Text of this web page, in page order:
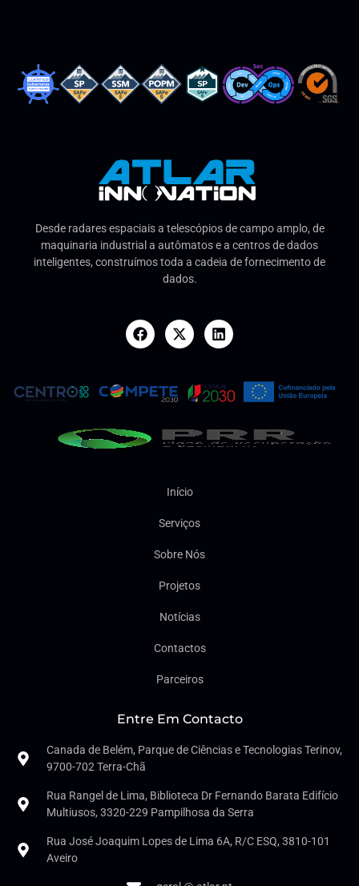
Desde radares espaciais a telescópios de campo amplo, de
maquinaria industrial a autômatos e a centros de dados
inteligentes, construímos toda a cadeia de fornecimento de
dados.
Início
Serviços
Sobre Nós
Projetos
Notícias
Contactos
Parceiros
Entre Em Contacto
Canada de Belém, Parque de Ciências e Tecnologias Terinov,
9700-702 Terra-Chã
Rua Rangel de Lima, Biblioteca Dr Fernando Barata Edifício
Multiusos, 3320-229 Pampilhosa da Serra
Rua José Joaquim Lopes de Lima 6A, R/C ESQ, 3810-101
Aveiro